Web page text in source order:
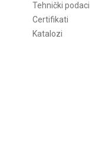
Tehnički podaci
Certifikati
Katalozi